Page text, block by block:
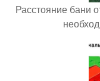
Расстояние бани